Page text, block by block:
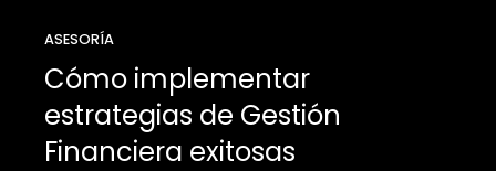
ASESORÍA
Cómo implementar
estrategias de Gestión
Financiera exitosas